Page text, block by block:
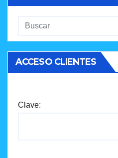
ACCESO CLIENTES
Clave: